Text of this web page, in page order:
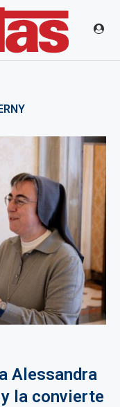
Alessandra
la convierte